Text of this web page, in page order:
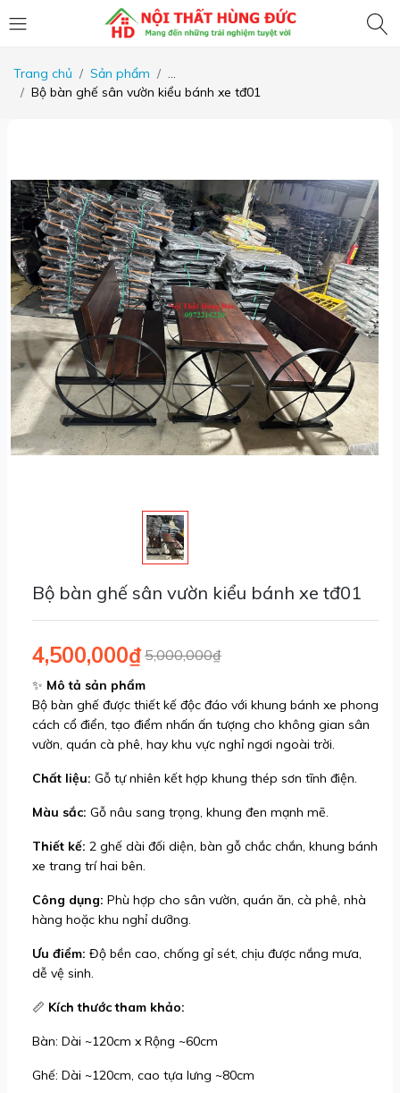
Trang chủ Sản phẩm
...
Bộ bàn ghế sân vườn kiểu bánh xe tđ01
Bộ bàn ghế sân vườn kiểu bánh xe tđ01
5,000,000₫
4,500,000₫
✨ Mô tả sản phẩm
Bộ bàn ghế được thiết kế độc đáo với khung bánh xe phong
cách cổ điển, tạo điểm nhấn ấn tượng cho không gian sân
vườn, quán cà phê, hay khu vực nghỉ ngơi ngoài trời.
Chất liệu: Gỗ tự nhiên kết hợp khung thép sơn tĩnh điện.
Màu sắc: Gỗ nâu sang trọng, khung đen mạnh mẽ.
Thiết kế: 2 ghế dài đối diện, bàn gỗ chắc chắn, khung bánh
xe trang trí hai bên.
Công dụng: Phù hợp cho sân vườn, quán ăn, cà phê, nhà
hàng hoặc khu nghỉ dưỡng.
Ưu điểm: Độ bền cao, chống gỉ sét, chịu được nắng mưa,
dễ vệ sinh.
📏 Kích thước tham khảo:
Bàn: Dài ~120cm x Rộng ~60cm
Ghế: Dài ~120cm, cao tựa lưng ~80cm